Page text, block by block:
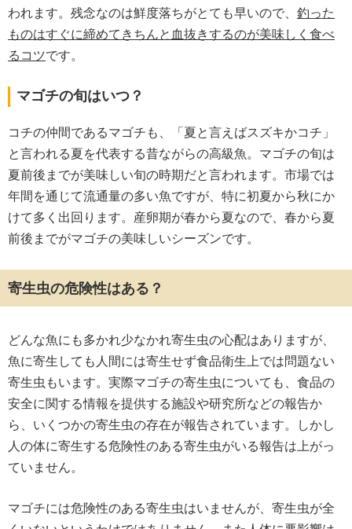
われます。残念なのは鮮度落ちがとても早いので、 釣った
ものはすぐに締めてきちんと血抜きするのが美味しく食べ
るコツです。
マゴチの旬はいつ？
コチの仲間であるマゴチも、「夏と言えばスズキかコチ」
と言われる夏を代表する昔ながらの高級魚。マゴチの旬は
夏前後までが美味しい旬の時期だと言われます。市場では
年間を通じて流通量の多い魚ですが、特に初夏から秋にか
けて多く出回ります。産卵期が春から夏なので、春から夏
前後までがマゴチの美味しいシーズンです。
寄生虫の危険性はある？
どんな魚にも多かれ少なかれ寄生虫の心配はありますが、
魚に寄生しても人間には寄生せず食品衛生上では問題ない
寄生虫もいます。実際マゴチの寄生虫についても、食品の
安全に関する情報を提供する施設や研究所などの報告か
ら、いくつかの寄生虫の存在が報告されています。しかし
人の体に寄生する危険性のある寄生虫がいる報告は上がっ
ていません。
マゴチには危険性のある寄生虫はいませんが、寄生虫が全